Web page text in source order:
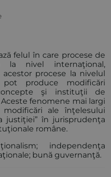
felul în care procese de
la nivel internaţional,
procese la nivelul
pot produce modificări
şi instituţii de
fenomene mai largi
ale înţelesului
justiţiei” în jurisprudenţa
române.
independenţa
bună guvernanţă.